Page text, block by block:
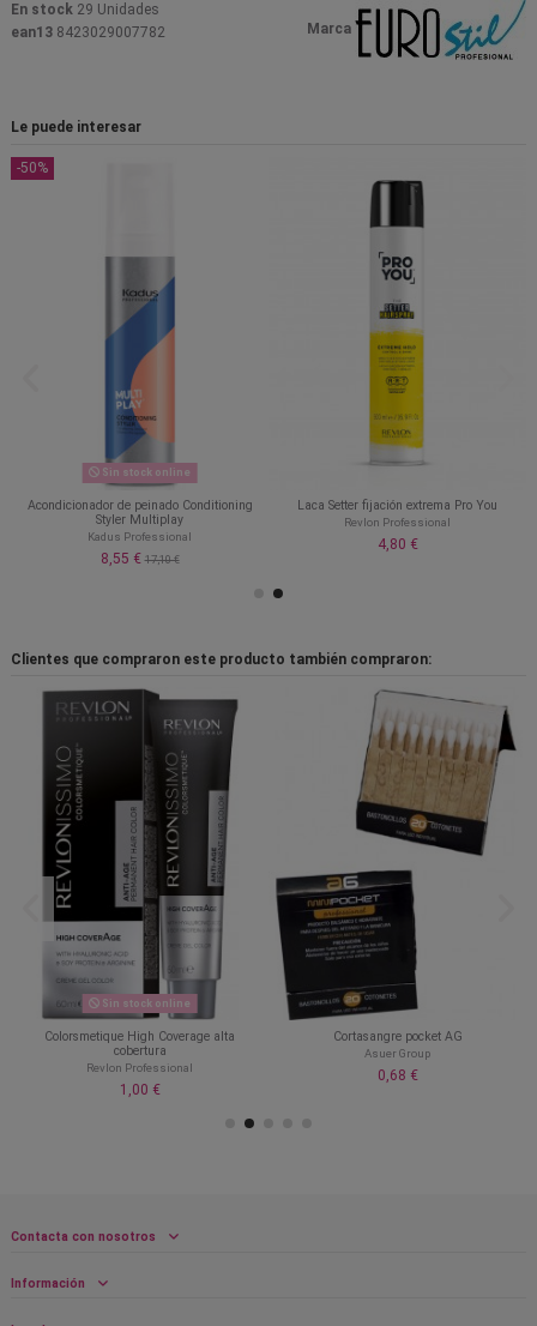
Marca
En stock 29 Unidades
ean13 8423029007782
Le puede interesar
-50%
Sin stock online
Acondicionador de peinado Conditioning
Styler Multiplay
Kadus Professional
8,55 €17,10 €
Laca Setter fijación extrema Pro You
Revlon Professional
4,80 €
Clientes que compraron este producto también compraron:
Sin stock online
Colorsmetique High Coverage alta
cobertura
Revlon Professional
1,00 €
Cortasangre pocket AG
Asuer Group
0,68 €
Contacta con nosotros
Información